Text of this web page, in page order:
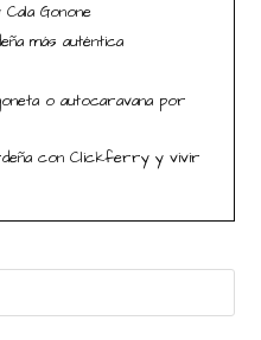
Gonone
más auténtica
o autocaravana por
con Clickferry y vivir